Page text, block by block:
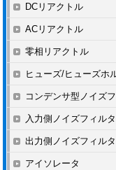
DCリアクトル
ACリアクトル
零相リアクトル
ヒューズ/ヒューズホ
コンデンサ型ノイズ
入力側ノイズフィルタ
出力側ノイズフィルタ
アイソレータ